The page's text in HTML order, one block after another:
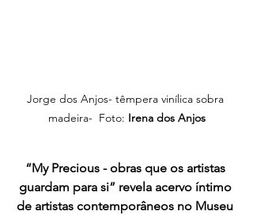
Jorge dos Anjos- têmpera vinílica sobra
madeira-  Foto: Irena dos Anjos
“My Precious - obras que os artistas
guardam para si” revela acervo íntimo
de artistas contemporâneos no Museu